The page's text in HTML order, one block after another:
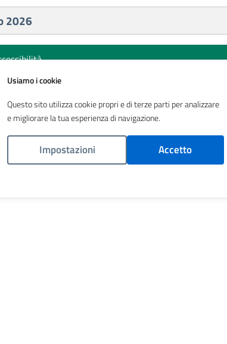
2026
territoriale: viale Elvezia, 2 - 20900 Monza (MB) - Sede
urp@ats-brianza.it| Posta Certificata:protocollo@pec.ats-
Usiamo i cookie
Questo sito utilizza cookie propri e di terze parti per analizzare
e migliorare la tua esperienza di navigazione.
Impostazioni Accetto